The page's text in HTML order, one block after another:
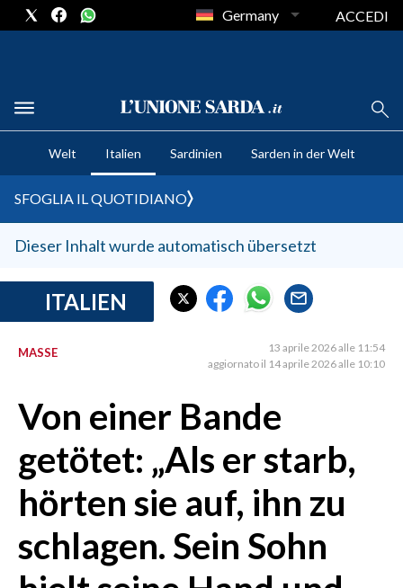
CRONACA SARDEGNA
CAGLIARI
SULCIS IGLESIENTE
MEDIO CAMPIDANO
SASSARI E PROVINCIA
GALLURA
NUORO E PROVINCIA
ITALIA
MONDO
POLITICA
Germany ACCEDI
Welt Italien Sardinien Sarden in der Welt
SFOGLIA IL QUOTIDIANO
Dieser Inhalt wurde automatisch übersetzt
ITALIEN
MASSE
13 aprile 2026 alle 11:54
aggiornato il 14 aprile 2026 alle 10:10
Von einer Bande
getötet: „Als er starb,
hörten sie auf, ihn zu
schlagen. Sein Sohn